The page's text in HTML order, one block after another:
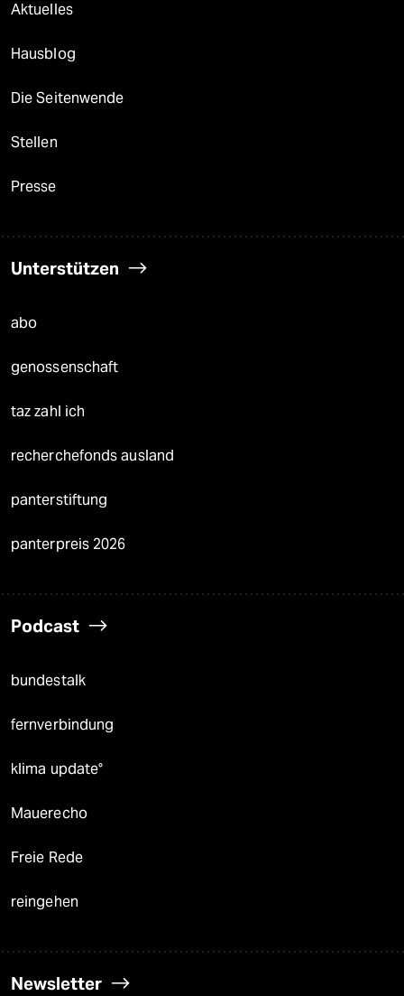
Aktuelles
Hausblog
Die Seitenwende
Stellen
Presse
Unterstützen
abo
genossenschaft
taz zahl ich
recherchefonds ausland
panterstiftung
panterpreis 2026
Podcast
bundestalk
fernverbindung
klima update°
Mauerecho
Freie Rede
reingehen
Newsletter